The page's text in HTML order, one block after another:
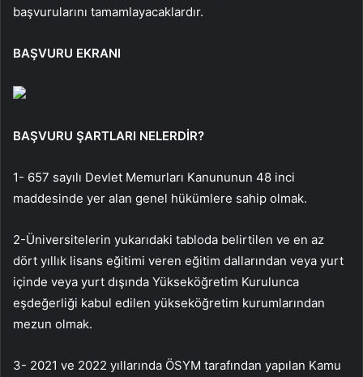
başvurularını tamamlayacaklardır.
BAŞVURU EKRANI
BAŞVURU ŞARTLARI NELERDİR?
1- 657 sayılı Devlet Memurları Kanununun 48 inci
maddesinde yer alan genel hükümlere sahip olmak.
2-Üniversitelerin yukarıdaki tabloda belirtilen ve en az
dört yıllık lisans eğitimi veren eğitim dallarından veya yurt
içinde veya yurt dışında Yükseköğretim Kurulunca
eşdeğerliği kabul edilen yükseköğretim kurumlarından
mezun olmak.
3- 2021 ve 2022 yıllarında ÖSYM tarafından yapılan Kamu